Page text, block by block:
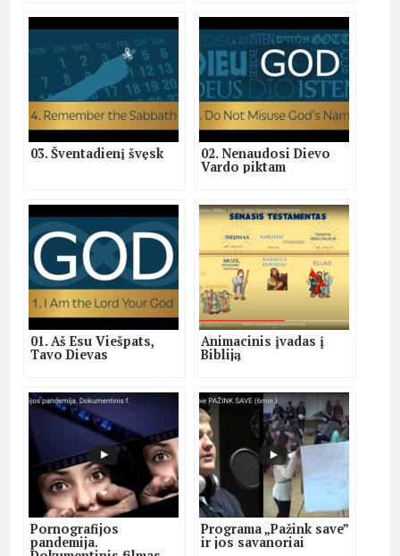
03. Šventadienį švęsk 02. Nenaudosi Dievo
Vardo piktam
01. Aš Esu Viešpats,
Tavo Dievas
Animacinis įvadas į
Bibliją
Pornografijos
pandemija.
Programa „Pažink save”
ir jos savanoriai